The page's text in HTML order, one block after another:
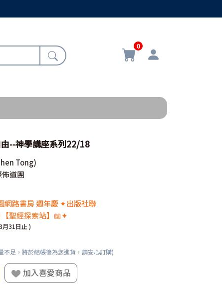
0
--神學講座系列22/18
Tong)
道團
網路書房 週年慶 ✦出版社聯
【聖經探索站】📖✦
月31日止 )
不足，將於結帳後為您進貨，請安心訂購)
加入喜愛商品